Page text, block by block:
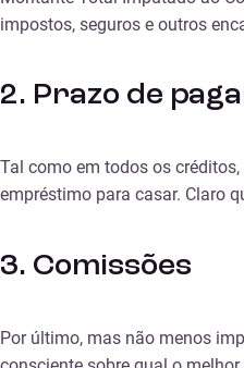
impostos, seguros e outros
2. Prazo de
Tal como em todos os
empréstimo para casar. Claro
3. Comissões
Por último, mas não menos